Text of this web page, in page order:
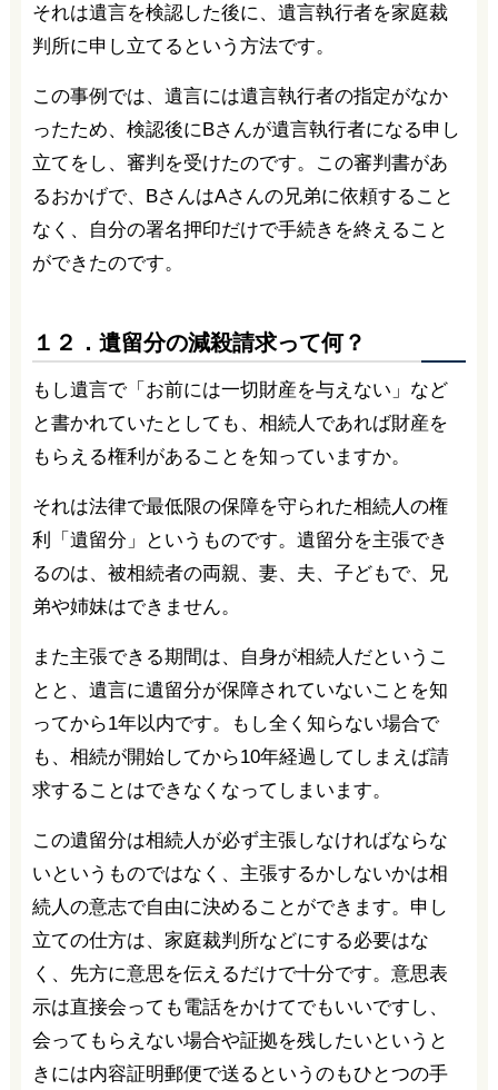
それは遺言を検認した後に、遺言執行者を家庭裁
判所に申し立てるという方法です。
この事例では、遺言には遺言執行者の指定がなか
ったため、検認後にBさんが遺言執行者になる申し
立てをし、審判を受けたのです。この審判書があ
るおかげで、BさんはAさんの兄弟に依頼すること
なく、自分の署名押印だけで手続きを終えること
ができたのです。
１２．遺留分の減殺請求って何？
もし遺言で「お前には一切財産を与えない」など
と書かれていたとしても、相続人であれば財産を
もらえる権利があることを知っていますか。
それは法律で最低限の保障を守られた相続人の権
利「遺留分」というものです。遺留分を主張でき
るのは、被相続者の両親、妻、夫、子どもで、兄
弟や姉妹はできません。
また主張できる期間は、自身が相続人だというこ
とと、遺言に遺留分が保障されていないことを知
ってから1年以内です。もし全く知らない場合で
も、相続が開始してから10年経過してしまえば請
求することはできなくなってしまいます。
この遺留分は相続人が必ず主張しなければならな
いというものではなく、主張するかしないかは相
続人の意志で自由に決めることができます。申し
立ての仕方は、家庭裁判所などにする必要はな
く、先方に意思を伝えるだけで十分です。意思表
示は直接会っても電話をかけてでもいいですし、
会ってもらえない場合や証拠を残したいというと
きには内容証明郵便で送るというのもひとつの手